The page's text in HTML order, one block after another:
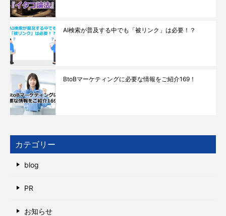
AI検索が普及する中でも「被リンク」は必要！？
BtoBマーケティングに必要な情報をご紹介169！
カテゴリー
blog
PR
お知らせ